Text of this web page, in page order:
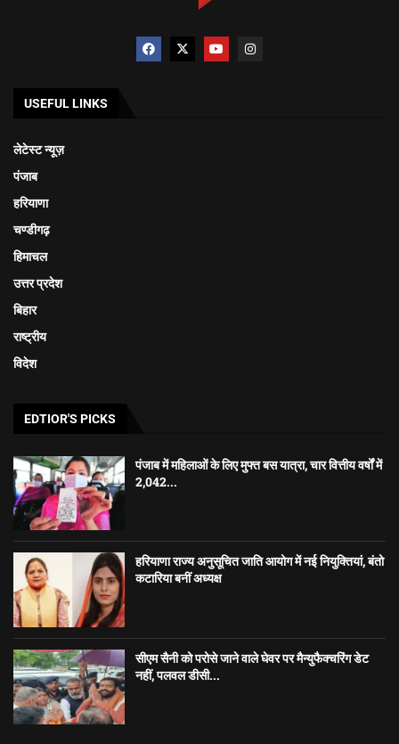
USEFUL LINKS
लेटेस्ट न्यूज़
पंजाब
हरियाणा
चण्डीगढ़
हिमाचल
उत्तर प्रदेश
बिहार
राष्ट्रीय
विदेश
EDTIOR'S PICKS
पंजाब में महिलाओं के लिए मुफ्त बस यात्रा, चार वित्तीय वर्षों में
2,042...
हरियाणा राज्य अनुसूचित जाति आयोग में नई नियुक्तियां, बंतो
कटारिया बनीं अध्यक्ष
सीएम सैनी को परोसे जाने वाले घेवर पर मैन्युफैक्चरिंग डेट
नहीं, पलवल डीसी...